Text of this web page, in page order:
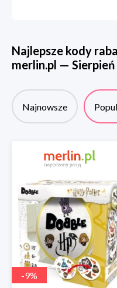
Najlepsze kody
merlin.pl — Sierpień
Najnowsze
-9%